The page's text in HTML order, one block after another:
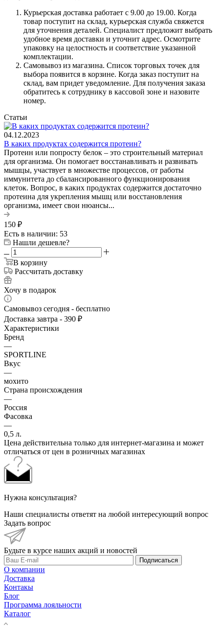
Курьерская доставка работает с 9.00 до 19.00. Когда
товар поступит на склад, курьерская служба свяжется
для уточнения деталей. Специалист предложит выбрать
удобное время доставки и уточнит адрес. Осмотрите
упаковку на целостность и соответствие указанной
комплектации.
Самовывоз из магазина. Список торговых точек для
выбора появится в корзине. Когда заказ поступит на
склад, вам придет уведомление. Для получения заказа
обратитесь к сотруднику в кассовой зоне и назовите
номер.
Статьи
04.12.2023
В каких продуктах содержится протеин?
Протеин или попросту белок – это строительный материал
для организма. Он помогает восстанавливать и развивать
мышцы, участвует в множестве процессов, от работы
иммунитета до сбалансированного функционирования
клеток. Вопрос, в каких продуктах содержится достаточно
протеина для укрепления мышц или восстановления
организма, имеет свои нюансы...
150 ₽
Есть в наличии: 53
Нашли дешевле?
В корзину
Рассчитать доставку
Хочу в подарок
Самовывоз сегодня - бесплатно
Доставка завтра - 390 ₽
Характеристики
Бренд
—
SPORTLINE
Вкус
—
мохито
Страна происхождения
—
Россия
Фасовка
—
0,5 л.
Цена действительна только для интернет-магазина и может
отличаться от цен в розничных магазинах
Нужна консультация?
Наши специалисты ответят на любой интересующий вопрос
Задать вопрос
Будьте в курсе наших акций и новостей
Подписаться
О компании
Доставка
Контакы
Блог
Программа лояльности
Каталог